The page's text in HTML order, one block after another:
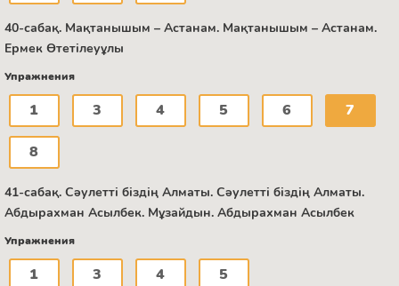
40-сабақ. Мақтанышым – Астанам. Мақтанышым – Астанам.
Ермек Өтетілеуұлы
Упражнения
1 3 4 5 6 7
8
41-сабақ. Сәулетті біздің Алматы. Сәулетті біздің Алматы.
Абдырахман Асылбек. Мұзайдын. Абдырахман Асылбек
Упражнения
1 3 4 5